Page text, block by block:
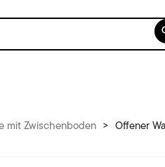
mit Zwischenboden > Offener